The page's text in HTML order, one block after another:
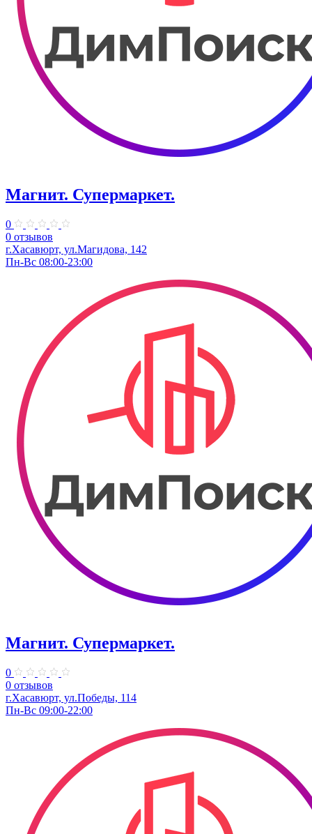
Магнит. Супермаркет.
0
0 отзывов
г.Хасавюрт, ул.Магидова, 142
Пн-Вс 08:00-23:00
Магнит. Супермаркет.
0
0 отзывов
г.Хасавюрт, ул.Победы, 114
Пн-Вс 09:00-22:00